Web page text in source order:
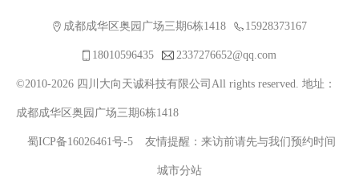
成都成华区奥园广场三期6栋1418 15928373167
18010596435 2337276652@qq.com
©2010-2026 四川大向天诚科技有限公司All rights reserved. 地址：
成都成华区奥园广场三期6栋1418
蜀ICP备16026461号-5 友情提醒：来访前请先与我们预约时间
城市分站